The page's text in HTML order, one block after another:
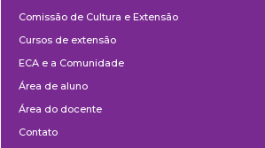
e
Extensão
Comissão de Cultura e Extensão
Cursos de extensão
ECA e a Comunidade
Área de aluno
Área do docente
Contato